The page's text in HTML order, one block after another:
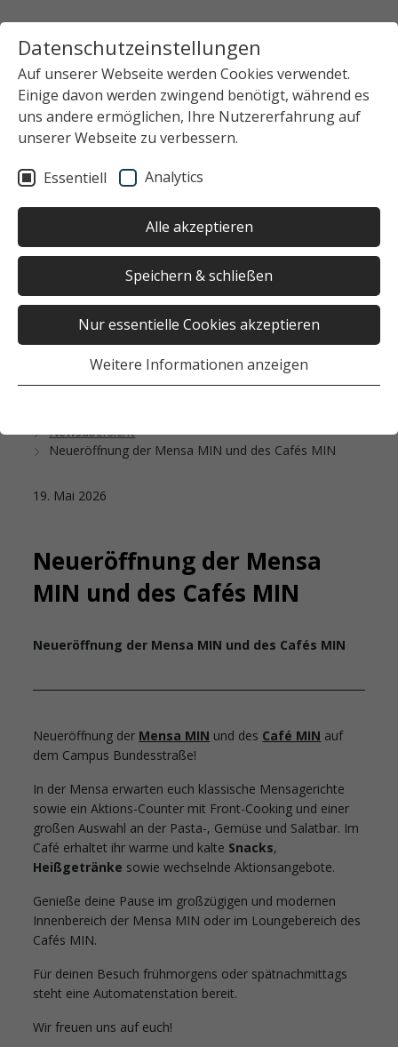
Datenschutzeinstellungen
Auf unserer Webseite werden Cookies verwendet.
Einige davon werden zwingend benötigt, während es
uns andere ermöglichen, Ihre Nutzererfahrung auf
unserer Webseite zu verbessern.
Essentiell Analytics
Alle akzeptieren
Speichern & schließen
Nur essentielle Cookies akzeptieren
Weitere Informationen anzeigen
Newsübersicht
Neueröffnung der Mensa MIN und des Cafés MIN
19. Mai 2026
Neueröffnung der Mensa
MIN und des Cafés MIN
Neueröffnung der Mensa MIN und des Cafés MIN
Neueröffnung der Mensa MIN und des Café MIN auf
dem Campus Bundesstraße!
In der Mensa erwarten euch klassische Mensagerichte
sowie ein Aktions-Counter mit Front-Cooking und einer
großen Auswahl an der Pasta-, Gemüse und Salatbar. Im
Café erhaltet ihr warme und kalte Snacks,
Heißgetränke sowie wechselnde Aktionsangebote.
Genieße deine Pause im großzügigen und modernen
Innenbereich der Mensa MIN oder im Loungebereich des
Cafés MIN.
Für deinen Besuch frühmorgens oder spätnachmittags
steht eine Automatenstation bereit.
Wir freuen uns auf euch!